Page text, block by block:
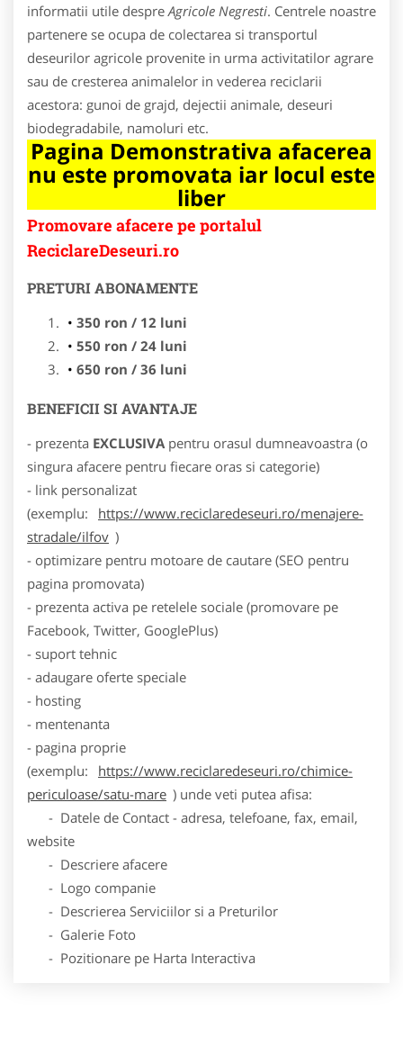
informatii utile despre Agricole Negresti. Centrele noastre
partenere se ocupa de colectarea si transportul
deseurilor agricole provenite in urma activitatilor agrare
sau de cresterea animalelor in vederea reciclarii
acestora: gunoi de grajd, dejectii animale, deseuri
biodegradabile, namoluri etc.
Pagina Demonstrativa afacerea
nu este promovata iar locul este
liber
Promovare afacere pe portalul
ReciclareDeseuri.ro
PRETURI ABONAMENTE
350 ron / 12 luni
550 ron / 24 luni
650 ron / 36 luni
BENEFICII SI AVANTAJE
- prezenta EXCLUSIVA pentru orasul dumneavoastra (o
singura afacere pentru fiecare oras si categorie)
- link personalizat
(exemplu:
https://www.reciclaredeseuri.ro/menajere-
stradale/ilfov )
- optimizare pentru motoare de cautare (SEO pentru
pagina promovata)
- prezenta activa pe retelele sociale (promovare pe
Facebook, Twitter, GooglePlus)
- suport tehnic
- adaugare oferte speciale
- hosting
- mentenanta
- pagina proprie
(exemplu:
https://www.reciclaredeseuri.ro/chimice-
periculoase/satu-mare ) unde veti putea afisa:
- Datele de Contact - adresa, telefoane, fax, email,
website
- Descriere afacere
- Logo companie
- Descrierea Serviciilor si a Preturilor
- Galerie Foto
- Pozitionare pe Harta Interactiva